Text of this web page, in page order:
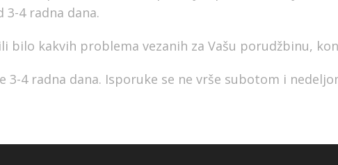
4 radna dana.
bilo kakvih problema vezanih za Vašu porudžbinu,
3-4 radna dana. Isporuke se ne vrše subotom i